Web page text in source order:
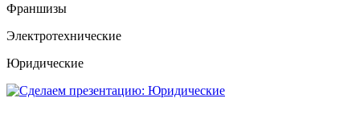
Франшизы
Электротехнические
Юридические